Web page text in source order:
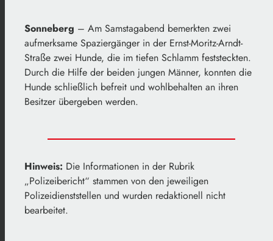
Sonneberg – Am Samstagabend bemerkten zwei
aufmerksame Spaziergänger in der Ernst-Moritz-Arndt-
Straße zwei Hunde, die im tiefen Schlamm feststeckten.
Durch die Hilfe der beiden jungen Männer, konnten die
Hunde schließlich befreit und wohlbehalten an ihren
Besitzer übergeben werden.
Hinweis: Die Informationen in der Rubrik
„Polizeibericht“ stammen von den jeweiligen
Polizeidienststellen und wurden redaktionell nicht
bearbeitet.